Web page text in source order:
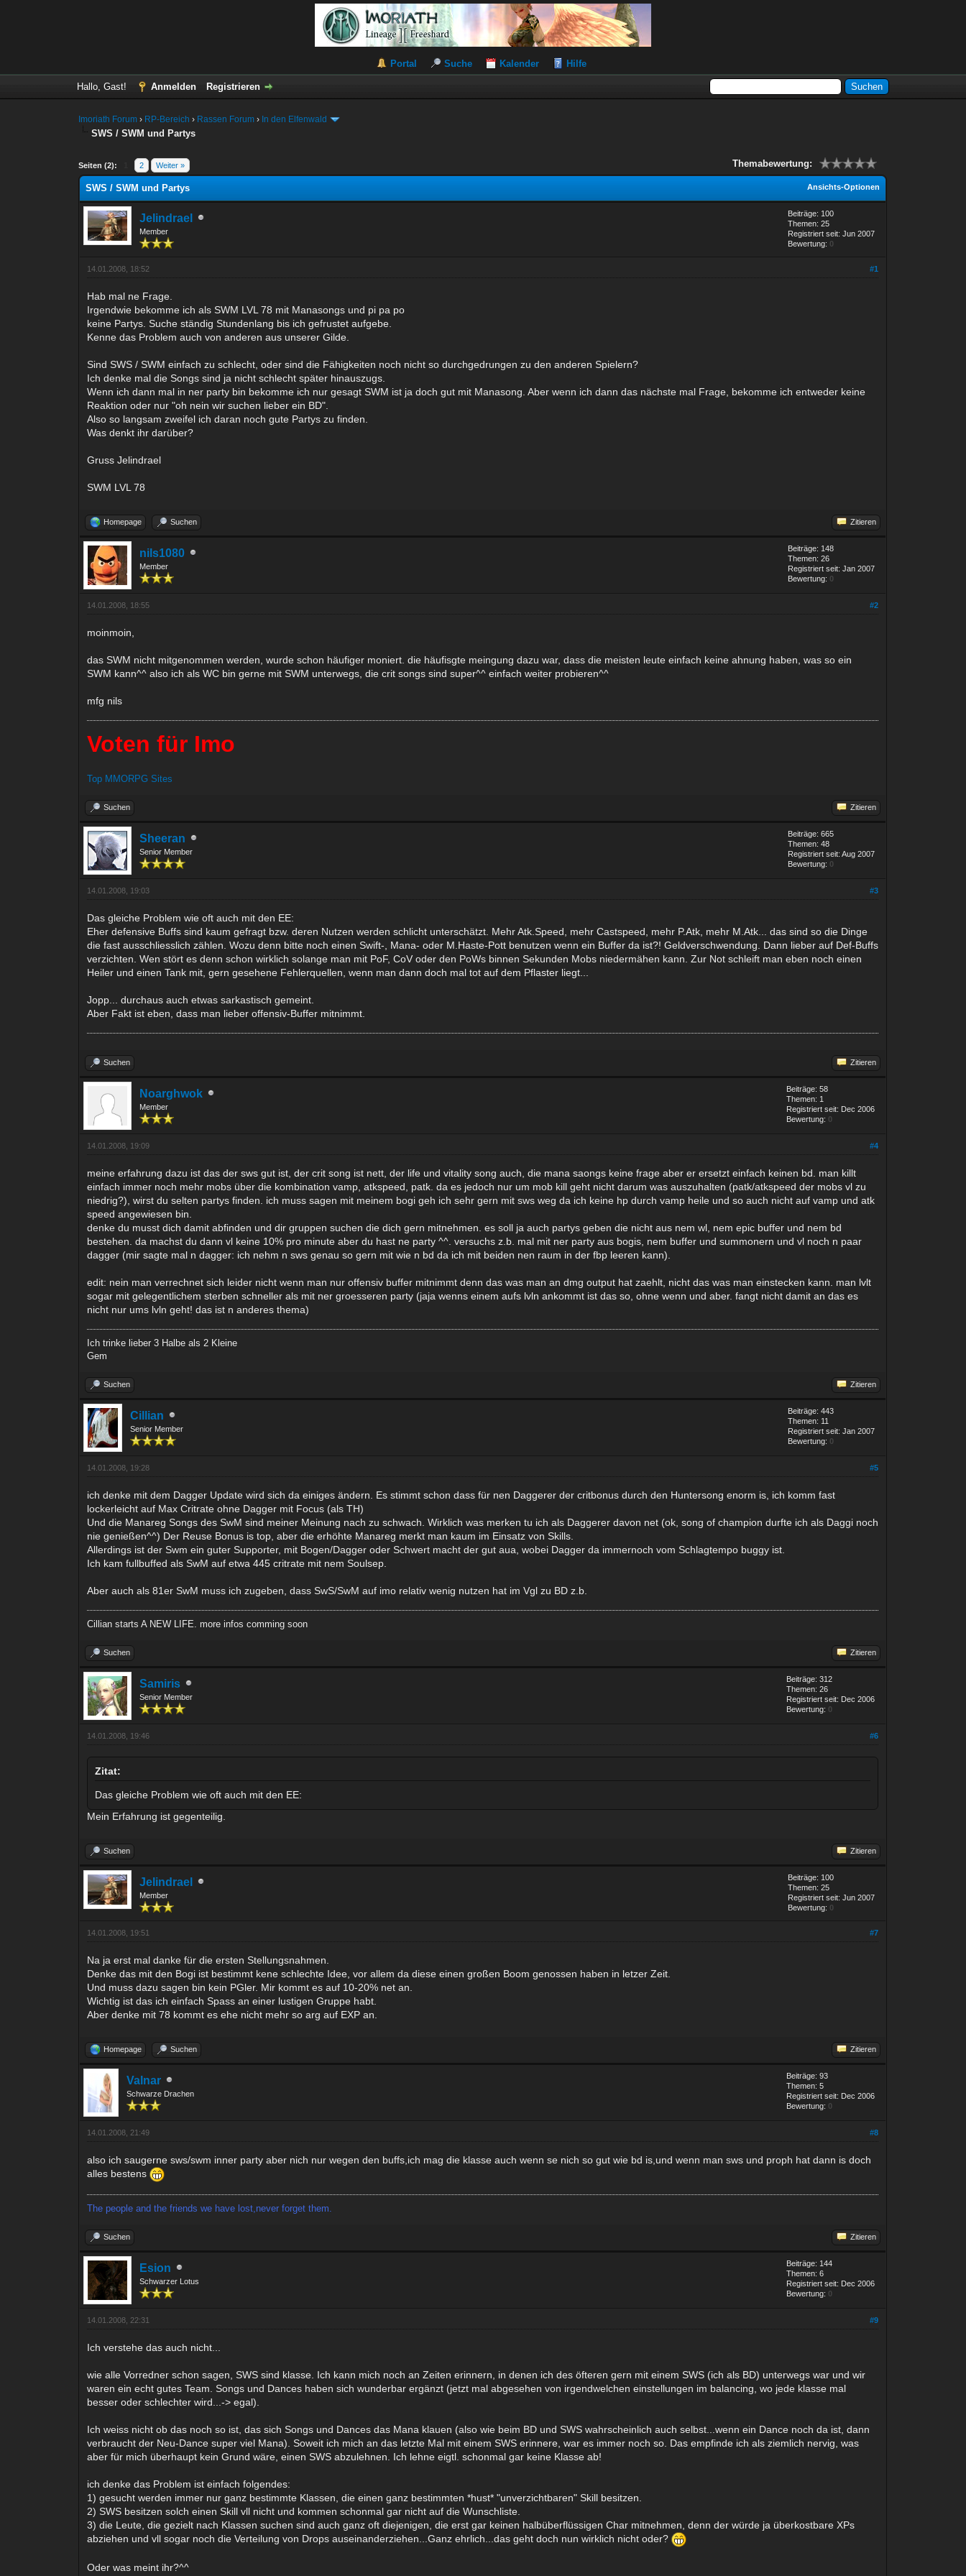
Portal Suche Kalender Hilfe
Hallo, Gast! Anmelden Registrieren
Imoriath Forum › RP-Bereich › Rassen Forum › In den Elfenwald
SWS / SWM und Partys
Seiten (2): 2 Weiter » Themabewertung:
0 Bewertung(en) - 0 im Durchschnitt
1
2
3
4
5
Ansichts-Optionen
SWS / SWM und Partys
Jelindrael
Member
Beiträge: 100
Themen: 25
Registriert seit: Jun 2007
Bewertung: 0
#1
14.01.2008, 18:52
Hab mal ne Frage.
Irgendwie bekomme ich als SWM LVL 78 mit Manasongs und pi pa po
keine Partys. Suche ständig Stundenlang bis ich gefrustet aufgebe.
Kenne das Problem auch von anderen aus unserer Gilde.
Sind SWS / SWM einfach zu schlecht, oder sind die Fähigkeiten noch nicht so durchgedrungen zu den anderen Spielern?
Ich denke mal die Songs sind ja nicht schlecht später hinauszugs.
Wenn ich dann mal in ner party bin bekomme ich nur gesagt SWM ist ja doch gut mit Manasong. Aber wenn ich dann das nächste mal Frage, bekomme ich entweder keine
Reaktion oder nur "oh nein wir suchen lieber ein BD".
Also so langsam zweifel ich daran noch gute Partys zu finden.
Was denkt ihr darüber?
Gruss Jelindrael
SWM LVL 78
Homepage Suchen Zitieren
nils1080
Member
Beiträge: 148
Themen: 26
Registriert seit: Jan 2007
Bewertung: 0
#2
14.01.2008, 18:55
moinmoin,
das SWM nicht mitgenommen werden, wurde schon häufiger moniert. die häufisgte meingung dazu war, dass die meisten leute einfach keine ahnung haben, was so ein
SWM kann^^ also ich als WC bin gerne mit SWM unterwegs, die crit songs sind super^^ einfach weiter probieren^^
mfg nils
Voten für Imo
Top MMORPG Sites
Suchen Zitieren
Sheeran
Senior Member
Beiträge: 665
Themen: 48
Registriert seit: Aug 2007
Bewertung: 0
#3
14.01.2008, 19:03
Das gleiche Problem wie oft auch mit den EE:
Eher defensive Buffs sind kaum gefragt bzw. deren Nutzen werden schlicht unterschätzt. Mehr Atk.Speed, mehr Castspeed, mehr P.Atk, mehr M.Atk... das sind so die Dinge
die fast ausschliesslich zählen. Wozu denn bitte noch einen Swift-, Mana- oder M.Haste-Pott benutzen wenn ein Buffer da ist?! Geldverschwendung. Dann lieber auf Def-Buffs
verzichten. Wen stört es denn schon wirklich solange man mit PoF, CoV oder den PoWs binnen Sekunden Mobs niedermähen kann. Zur Not schleift man eben noch einen
Heiler und einen Tank mit, gern gesehene Fehlerquellen, wenn man dann doch mal tot auf dem Pflaster liegt...
Jopp... durchaus auch etwas sarkastisch gemeint.
Aber Fakt ist eben, dass man lieber offensiv-Buffer mitnimmt.
Suchen Zitieren
Noarghwok
Member
Beiträge: 58
Themen: 1
Registriert seit: Dec 2006
Bewertung: 0
#4
14.01.2008, 19:09
meine erfahrung dazu ist das der sws gut ist, der crit song ist nett, der life und vitality song auch, die mana saongs keine frage aber er ersetzt einfach keinen bd. man killt
einfach immer noch mehr mobs über die kombination vamp, atkspeed, patk. da es jedoch nur um mob kill geht nicht darum was auszuhalten (patk/atkspeed der mobs vl zu
niedrig?), wirst du selten partys finden. ich muss sagen mit meinem bogi geh ich sehr gern mit sws weg da ich keine hp durch vamp heile und so auch nicht auf vamp und atk
speed angewiesen bin.
denke du musst dich damit abfinden und dir gruppen suchen die dich gern mitnehmen. es soll ja auch partys geben die nicht aus nem wl, nem epic buffer und nem bd
bestehen. da machst du dann vl keine 10% pro minute aber du hast ne party ^^. versuchs z.b. mal mit ner party aus bogis, nem buffer und summonern und vl noch n paar
dagger (mir sagte mal n dagger: ich nehm n sws genau so gern mit wie n bd da ich mit beiden nen raum in der fbp leeren kann).
edit: nein man verrechnet sich leider nicht wenn man nur offensiv buffer mitnimmt denn das was man an dmg output hat zaehlt, nicht das was man einstecken kann. man lvlt
sogar mit gelegentlichem sterben schneller als mit ner groesseren party (jaja wenns einem aufs lvln ankommt ist das so, ohne wenn und aber. fangt nicht damit an das es
nicht nur ums lvln geht! das ist n anderes thema)
Ich trinke lieber 3 Halbe als 2 Kleine
Gem
Suchen Zitieren
Cillian
Senior Member
Beiträge: 443
Themen: 11
Registriert seit: Jan 2007
Bewertung: 0
#5
14.01.2008, 19:28
ich denke mit dem Dagger Update wird sich da einiges ändern. Es stimmt schon dass für nen Daggerer der critbonus durch den Huntersong enorm is, ich komm fast
lockerleicht auf Max Critrate ohne Dagger mit Focus (als TH)
Und die Manareg Songs des SwM sind meiner Meinung nach zu schwach. Wirklich was merken tu ich als Daggerer davon net (ok, song of champion durfte ich als Daggi noch
nie genießen^^) Der Reuse Bonus is top, aber die erhöhte Manareg merkt man kaum im Einsatz von Skills.
Allerdings ist der Swm ein guter Supporter, mit Bogen/Dagger oder Schwert macht der gut aua, wobei Dagger da immernoch vom Schlagtempo buggy ist.
Ich kam fullbuffed als SwM auf etwa 445 critrate mit nem Soulsep.
Aber auch als 81er SwM muss ich zugeben, dass SwS/SwM auf imo relativ wenig nutzen hat im Vgl zu BD z.b.
Cillian starts A NEW LIFE. more infos comming soon
Suchen Zitieren
Samiris
Senior Member
Beiträge: 312
Themen: 26
Registriert seit: Dec 2006
Bewertung: 0
#6
14.01.2008, 19:46
Zitat:
Das gleiche Problem wie oft auch mit den EE:
Mein Erfahrung ist gegenteilig.
Suchen Zitieren
Jelindrael
Member
Beiträge: 100
Themen: 25
Registriert seit: Jun 2007
Bewertung: 0
#7
14.01.2008, 19:51
Na ja erst mal danke für die ersten Stellungsnahmen.
Denke das mit den Bogi ist bestimmt kene schlechte Idee, vor allem da diese einen großen Boom genossen haben in letzer Zeit.
Und muss dazu sagen bin kein PGler. Mir kommt es auf 10-20% net an.
Wichtig ist das ich einfach Spass an einer lustigen Gruppe habt.
Aber denke mit 78 kommt es ehe nicht mehr so arg auf EXP an.
Homepage Suchen Zitieren
Valnar
Schwarze Drachen
Beiträge: 93
Themen: 5
Registriert seit: Dec 2006
Bewertung: 0
#8
14.01.2008, 21:49
also ich saugerne sws/swm inner party aber nich nur wegen den buffs,ich mag die klasse auch wenn se nich so gut wie bd is,und wenn man sws und proph hat dann is doch
alles bestens
The people and the friends we have lost,never forget them.
Suchen Zitieren
Esion
Schwarzer Lotus
Beiträge: 144
Themen: 6
Registriert seit: Dec 2006
Bewertung: 0
#9
14.01.2008, 22:31
Ich verstehe das auch nicht...
wie alle Vorredner schon sagen, SWS sind klasse. Ich kann mich noch an Zeiten erinnern, in denen ich des öfteren gern mit einem SWS (ich als BD) unterwegs war und wir
waren ein echt gutes Team. Songs und Dances haben sich wunderbar ergänzt (jetzt mal abgesehen von irgendwelchen einstellungen im balancing, wo jede klasse mal
besser oder schlechter wird...-> egal).
Ich weiss nicht ob das noch so ist, das sich Songs und Dances das Mana klauen (also wie beim BD und SWS wahrscheinlich auch selbst...wenn ein Dance noch da ist, dann
verbraucht der Neu-Dance super viel Mana). Soweit ich mich an das letzte Mal mit einem SWS erinnere, war es immer noch so. Das empfinde ich als ziemlich nervig, was
aber für mich überhaupt kein Grund wäre, einen SWS abzulehnen. Ich lehne eigtl. schonmal gar keine Klasse ab!
ich denke das Problem ist einfach folgendes:
1) gesucht werden immer nur ganz bestimmte Klassen, die einen ganz bestimmten *hust* "unverzichtbaren" Skill besitzen.
2) SWS besitzen solch einen Skill vll nicht und kommen schonmal gar nicht auf die Wunschliste.
3) die Leute, die gezielt nach Klassen suchen sind auch ganz oft diejenigen, die erst gar keinen halbüberflüssigen Char mitnehmen, denn der würde ja überkostbare XPs
abziehen und vll sogar noch die Verteilung von Drops auseinanderziehen...Ganz ehrlich...das geht doch nun wirklich nicht oder?
Oder was meint ihr?^^